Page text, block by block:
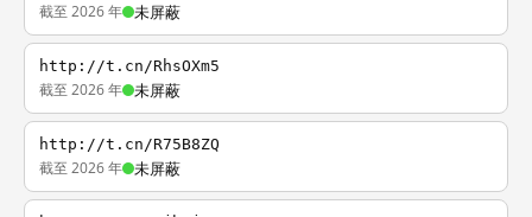
截至 2026 年 未屏蔽
http://t.cn/RhsOXm5
截至 2026 年 未屏蔽
http://t.cn/R75B8ZQ
截至 2026 年 未屏蔽